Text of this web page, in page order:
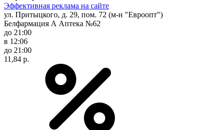
Эффективная реклама на сайте
ул. Притыцкого, д. 29, пом. 72 (м-н "Евроопт")
Белфармация А Аптека №62
до 21:00
в 12:06
до 21:00
11,84 р.